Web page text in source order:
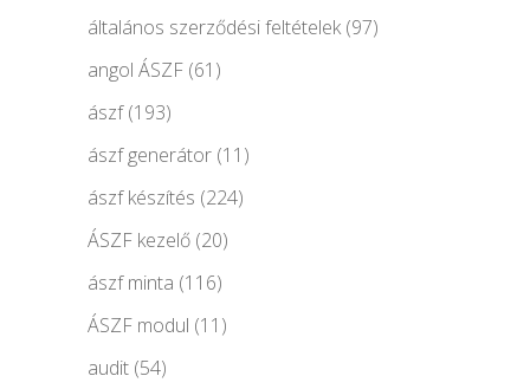
általános szerződési feltételek(97)
angol ÁSZF (61)
ászf(193)
ászf generátor (11)
ászf készítés (224)
ÁSZF kezelő (20)
ászf minta (116)
ÁSZF modul (11)
audit (54)